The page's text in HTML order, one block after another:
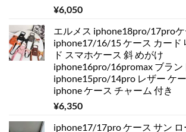
¥6,050
エルメス iphone18pro/17pro
iphone17/16/15 ケース カード
ド スマホケース 斜 めがけ
iphone16pro/16promax ブラン
iphone15pro/14pro レザー ケ
iphone ケース チャーム 付き
¥6,350
iphone17/17pro ケース サン ロ